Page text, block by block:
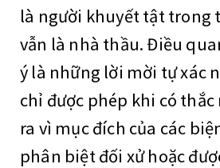
là người khuyết tật trong
vẫn là nhà thầu. Điều
ý là những lời mời tự xác
chỉ được phép khi có thắc
ra vì mục đích của các
phân biệt đối xử hoặc